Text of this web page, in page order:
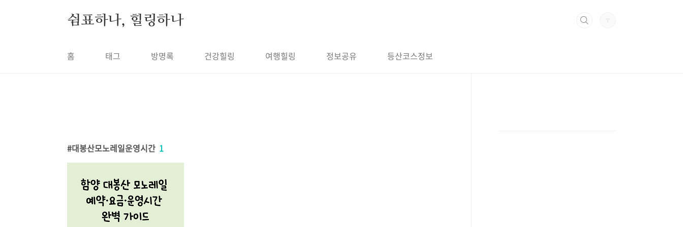
쉼표하나, 힐링하나
홈 태그 방명록 건강힐링 여행힐링 정보공유 등산코스정보
대봉산모노레일운영시간 1